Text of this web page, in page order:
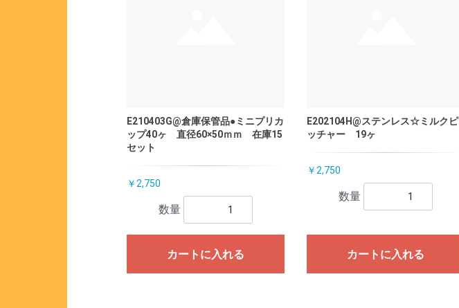
E210403G@倉庫保管品●ミニプリカ
ップ40ヶ 直径60×50ｍｍ 在庫15
セット
￥2,750
数量
カートに入れる
E202104H@ステンレス☆ミルクピ
ッチャー 19ヶ
￥2,750
数量
カートに入れる